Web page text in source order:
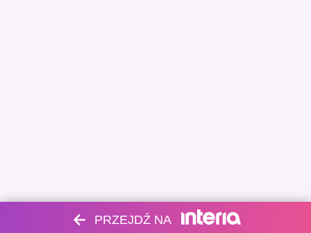
PRZEJDŹ NA